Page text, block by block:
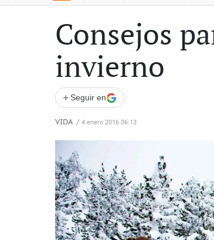
Consejos
invierno
+ Seguir en
VIDA / 4 enero 2016 06:13